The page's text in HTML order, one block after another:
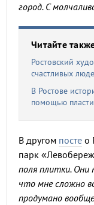
город. С
Читайте
Ростовский
счастливых
В Ростове
помощью
В другом посте о
парк
поля плитки. Они
что мне сложно
продумано